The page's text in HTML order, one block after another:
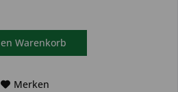
Warenkorb
Merken